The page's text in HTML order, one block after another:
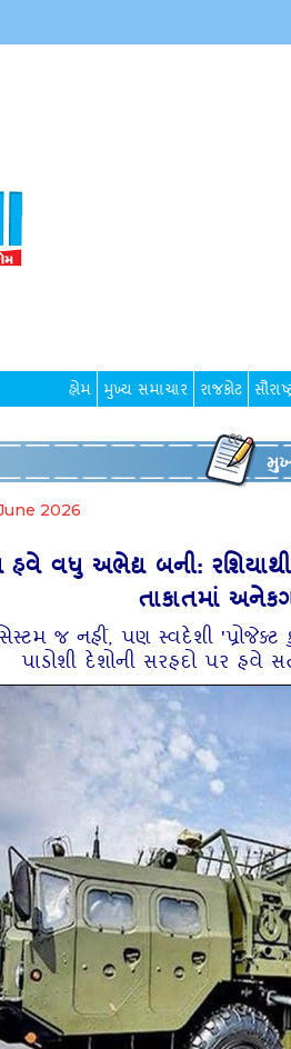
હોમ મુખ્ય સમાચાર રાજકોટ
2026
હવે વધુ અભેદ્ય બની:
તાકાતમાં
જ નહીં, પણ સ્વદેશી 'પ્રોજેક્ટ
પાડોશી દેશોની સરહદો પર હવે